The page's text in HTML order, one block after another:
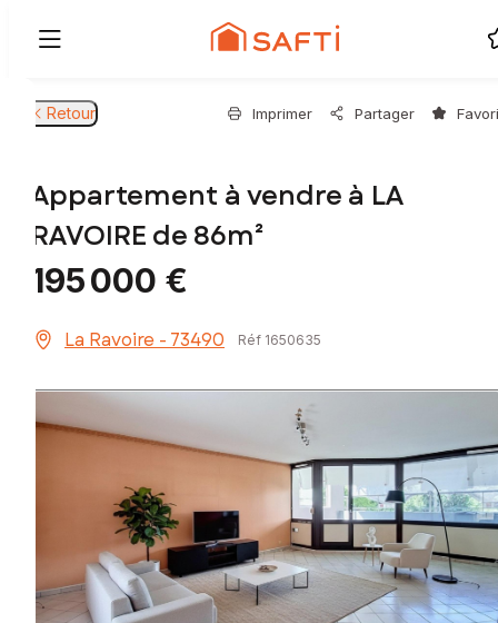
Retour Imprimer Partager
Appartement à vendre à LA
RAVOIRE de 86m²
195 000 €
La Ravoire - 73490 Réf 1650635